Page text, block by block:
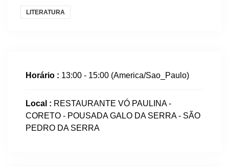
LITERATURA
Horário : 13:00 - 15:00 (America/Sao_Paulo)
Local : RESTAURANTE VÓ PAULINA -
CORETO - POUSADA GALO DA SERRA - SÃO
PEDRO DA SERRA